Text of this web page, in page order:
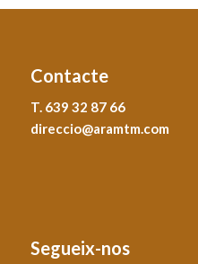
Contacte
T. 639 32 87 66
direccio@aramtm.com
Segueix-nos